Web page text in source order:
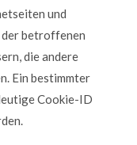
und
der betroffenen
die andere
Ein bestimmter
Cookie-ID